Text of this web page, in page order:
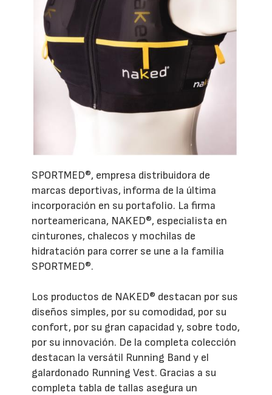
SPORTMED®, empresa distribuidora de
marcas deportivas, informa de la última
incorporación en su portafolio. La firma
norteamericana, NAKED®, especialista en
cinturones, chalecos y mochilas de
hidratación para correr se une a la familia
SPORTMED®.
Los productos de NAKED® destacan por sus
diseños simples, por su comodidad, por su
confort, por su gran capacidad y, sobre todo,
por su innovación. De la completa colección
destacan la versátil Running Band y el
galardonado Running Vest. Gracias a su
completa tabla de tallas asegura un